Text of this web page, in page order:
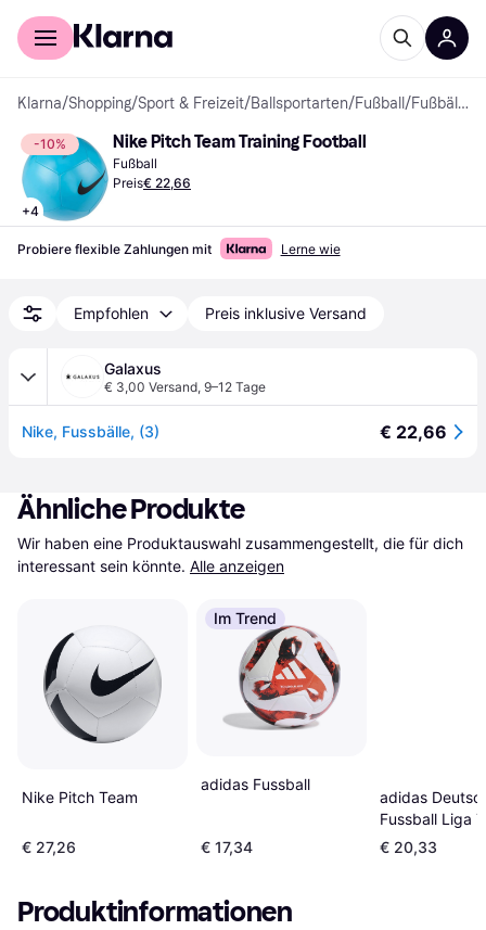
Für Shopper
Klarna/Shopping/Sport & Freizeit/Ballsportarten/Fußball / Fußbälle
-10%
+4
Nike Pitch Team Training Football
Fußball
Preis€ 22,66
Probiere flexible Zahlungen mit Lerne wie
Empfohlen Preis inklusive Versand
Galaxus
€ 3,00 Versand, 9–12 Tage
Nike, Fussbälle, (3) € 22,66
Ähnliche Produkte
Wir haben eine Produktauswahl zusammengestellt, die für dich
interessant sein könnte. Alle anzeigen
Nike Pitch Team
€ 27,26
Im Trend
adidas Fussball
€ 17,34
adidas
Fussball Liga
Football Ball
€ 20,33
Produktinformationen